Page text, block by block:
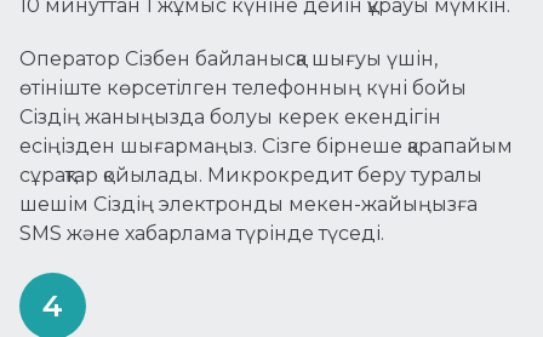
10 минуттан 1 жұмыс күніне дейін құрауы мүмкін.
Оператор Сізбен байланысқа шығуы үшін,
өтініште көрсетілген телефонның күні бойы
Сіздің жаныңызда болуы керек екендігін
есіңізден шығармаңыз. Сізге бірнеше қарапайым
сұрақтар қойылады. Микрокредит беру туралы
шешім Сіздің электронды мекен-жайыңызға
SMS және хабарлама түрінде түседі.